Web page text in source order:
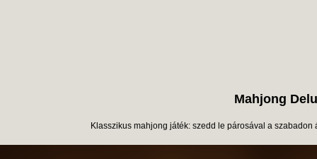
Mahjong
Klasszikus mahjong játék: szedd le párosával a szabadon